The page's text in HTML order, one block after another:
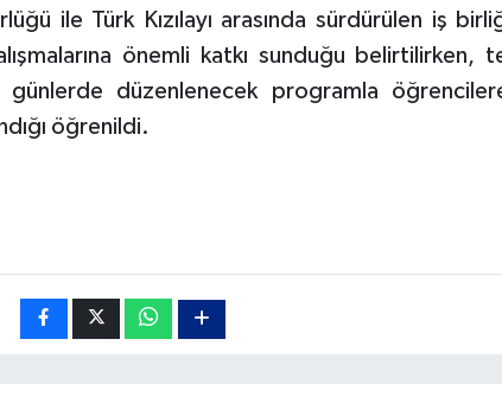
ile Türk Kızılayı arasında sürdürülen iş
önemli katkı sunduğu belirtilirken,
günlerde düzenlenecek programla
öğrenildi.